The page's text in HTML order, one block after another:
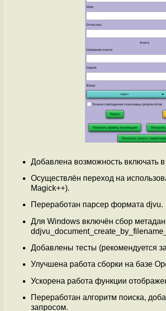
Добавлена возможность
Осуществлён переход на
Magick++).
Переработан парсер формата djvu.
Для Windows включён сбор
Добавлены тесты (рекомендуется
Улучшена работа сборки на базе
Ускорена работа функции
Переработан алгоритм поиска,
запросом.